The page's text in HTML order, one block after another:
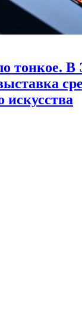
тонкое.
искусства